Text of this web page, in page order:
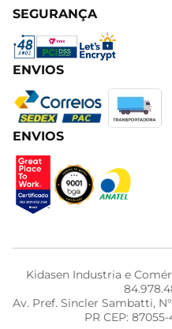
SEGURANÇA
ENVIOS
ENVIOS
Kidasen Industria e
Av. Pref. Sincler Sambatti,
PR CEP: